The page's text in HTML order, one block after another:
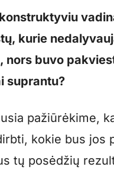
kurie
nors buvo
suprantu?
pažiūrėkime,
kokie bus jos
tų posėdžių